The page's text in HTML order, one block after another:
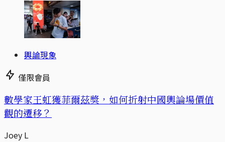
輿論現象
僅限會員
數學家王虹獲菲爾茲獎，如何折射中國輿論場價值
觀的遷移？
Joey L